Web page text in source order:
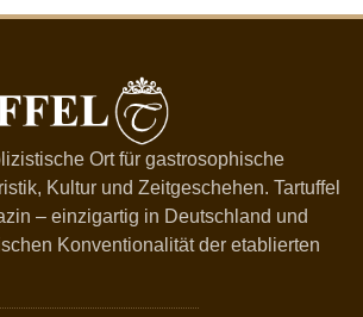
Ort für gastrosophische
Kultur und Zeitgeschehen. Tartuffel
– einzigartig in Deutschland und
Konventionalität der etablierten